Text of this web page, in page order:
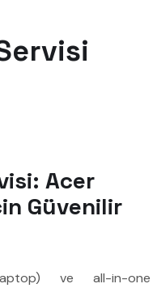
Acer
Güvenilir
ve all-in-one